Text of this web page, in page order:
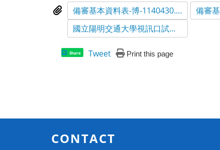
備審基本資料表-博-1140430.docx
國立陽明交通大學視訊口試申請表.odt
Share Tweet Print this page
CONTACT